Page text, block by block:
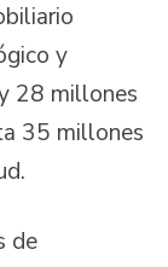
y
28 millones
35 millones
de